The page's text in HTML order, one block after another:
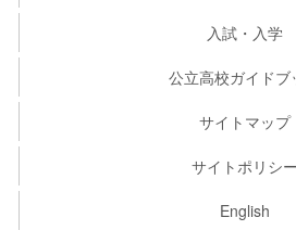
入試・入学
公立高校ガイドブ
サイトマップ
サイトポリシー
English